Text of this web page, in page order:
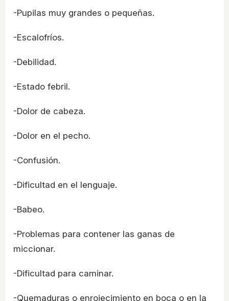
-Pupilas muy grandes o pequeñas.
-Escalofríos.
-Debilidad.
-Estado febril.
-Dolor de cabeza.
-Dolor en el pecho.
-Confusión.
-Dificultad en el lenguaje.
-Babeo.
-Problemas para contener las ganas de
miccionar.
-Dificultad para caminar.
-Quemaduras o enrojecimiento en boca o en la